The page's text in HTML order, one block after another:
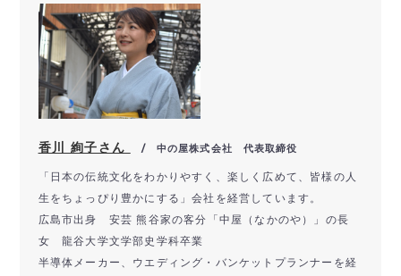
香川 絢子さん / 中の屋株式会社 代表取締役
「日本の伝統文化をわかりやすく、楽しく広めて、皆様の人
生をちょっぴり豊かにする」会社を経営しています。
広島市出身 安芸 熊谷家の客分「中屋（なかのや）」の長
女 龍谷大学文学部史学科卒業
半導体メーカー、ウエディング・バンケットプランナーを経